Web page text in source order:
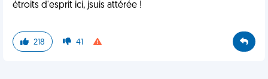
étroits d'esprit ici, jsuis attérée !
218 41